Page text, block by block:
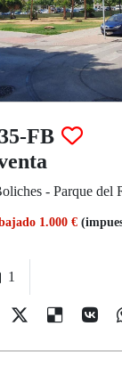
FB
- Parque del
1.000 €
1